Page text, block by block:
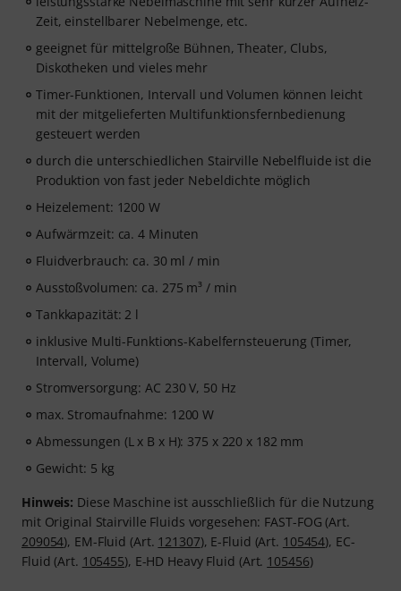
Zeit, einstellbarer Nebelmenge, etc.
geeignet für mittelgroße Bühnen, Theater, Clubs,
Diskotheken und vieles mehr
Timer-Funktionen, Intervall und Volumen können leicht
mit der mitgelieferten Multifunktionsfernbedienung
gesteuert werden
durch die unterschiedlichen Stairville Nebelfluide ist die
Produktion von fast jeder Nebeldichte möglich
Heizelement: 1200 W
Aufwärmzeit: ca. 4 Minuten
Fluidverbrauch: ca. 30 ml / min
Ausstoßvolumen: ca. 275 m³ / min
Tankkapazität: 2 l
inklusive Multi-Funktions-Kabelfernsteuerung (Timer,
Intervall, Volume)
Stromversorgung: AC 230 V, 50 Hz
max. Stromaufnahme: 1200 W
Abmessungen (L x B x H): 375 x 220 x 182 mm
Gewicht: 5 kg
Hinweis: Diese Maschine ist ausschließlich für die Nutzung
mit Original Stairville Fluids vorgesehen: FAST-FOG (Art.
209054), EM-Fluid (Art. 121307), E-Fluid (Art. 105454), EC-
Fluid (Art. 105455), E-HD Heavy Fluid (Art. 105456)